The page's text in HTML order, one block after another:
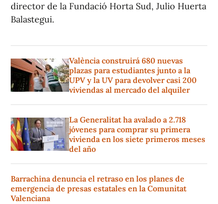
director de la Fundació Horta Sud, Julio Huerta
Balastegui.
València construirá 680 nuevas
plazas para estudiantes junto a la
UPV y la UV para devolver casi 200
viviendas al mercado del alquiler
La Generalitat ha avalado a 2.718
jóvenes para comprar su primera
vivienda en los siete primeros meses
del año
Barrachina denuncia el retraso en los planes de
emergencia de presas estatales en la Comunitat
Valenciana